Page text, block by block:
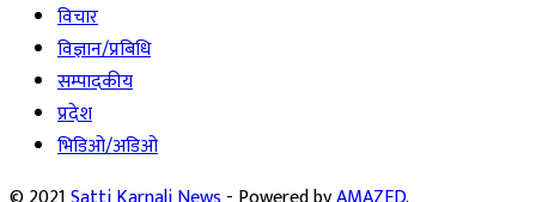
विचार
विज्ञान/प्रबिधि
सम्पादकीय
प्रदेश
भिडिओ/अडिओ